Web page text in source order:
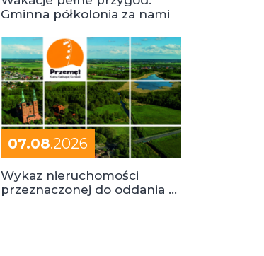
Gminna półkolonia za nami
07.08.2026
Wykaz nieruchomości
przeznaczonej do oddania w